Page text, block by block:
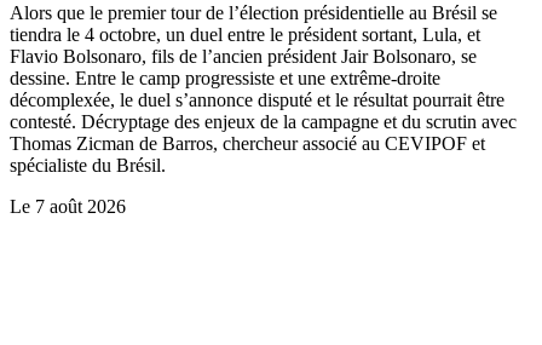
Alors que le premier tour de l’élection présidentielle au Brésil se
tiendra le 4 octobre, un duel entre le président sortant, Lula, et
Flavio Bolsonaro, fils de l’ancien président Jair Bolsonaro, se
dessine. Entre le camp progressiste et une extrême-droite
décomplexée, le duel s’annonce disputé et le résultat pourrait être
contesté. Décryptage des enjeux de la campagne et du scrutin avec
Thomas Zicman de Barros, chercheur associé au CEVIPOF et
spécialiste du Brésil.
Le 7 août 2026